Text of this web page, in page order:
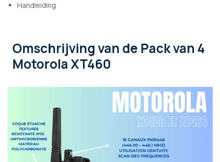
Handleiding
Omschrijvingvan de Pack van 4
Motorola XT460